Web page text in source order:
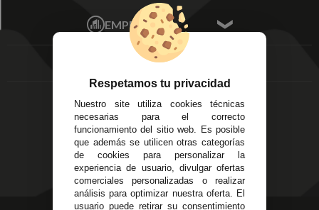
Mis Pedidos
Mis favoritos
FAQ's
Écija - Sevilla
Av. Plaza de Toros.
Local 3
Córdoba
14
Alzira - Valencia
C/ Esplugues, 135
EMPRESA
Aviso Legal
Devoluciones
Política de Privacidad
Pago Seguro
Terminos y
Condiciones Generales
Políticas de Cookies
Respetamos tu privacidad
Nuestro site utiliza cookies técnicas
necesarias para el correcto
funcionamiento del sitio web. Es posible
que además se utilicen otras categorías
de cookies para personalizar la
experiencia de usuario, divulgar ofertas
comerciales personalizadas o realizar
análisis para optimizar nuestra oferta. El
usuario puede retirar su consentimiento